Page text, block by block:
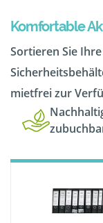
Komfortable
Sortieren Sie
mietfrei zur